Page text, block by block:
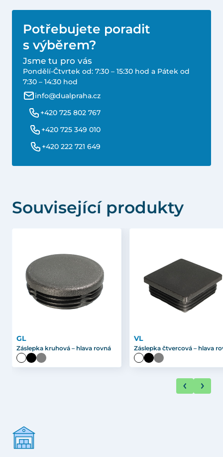
Potřebujete poradit
s výběrem?
Jsme tu pro vás
Pondělí-Čtvrtek od: 7:30 – 15:30 hod a Pátek od
7:30 – 14:30 hod
info@dualpraha.cz
+420 725 802 767
+420 725 349 010
+420 222 721 649
Související produkty
GL
Záslepka kruhová – hlava rovná
VL
Záslepka čtvercová – hlava